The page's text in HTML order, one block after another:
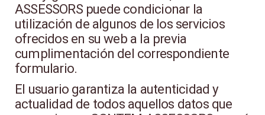
ASSESSORS puede condicionar la
utilización de algunos de los servicios
ofrecidos en su web a la previa
cumplimentación del correspondiente
formulario.
El usuario garantiza la autenticidad y
actualidad de todos aquellos datos que